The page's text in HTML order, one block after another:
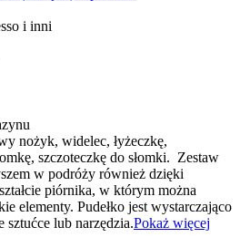
i inni
nożyk, widelec, łyżeczkę,
szczoteczkę do słomki. Zestaw
w podróży również dzięki
piórnika, w którym można
elementy. Pudełko jest wystarczająco
sztućce lub narzędzia.Pokaż więcej